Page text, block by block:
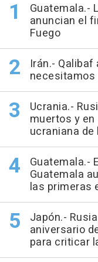
Guatemala.-
anuncian el
Fuego
Irán.-
Ucrania.-
muertos y
ucraniana
Guatemala.-
Guatemala
las primeras
Japón.-
aniversario
para criticar